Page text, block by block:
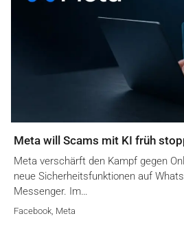
Meta will Scams mit KI früh
Meta verschärft den Kampf gegen
neue Sicherheitsfunktionen auf
Messenger. Im…
Facebook Meta